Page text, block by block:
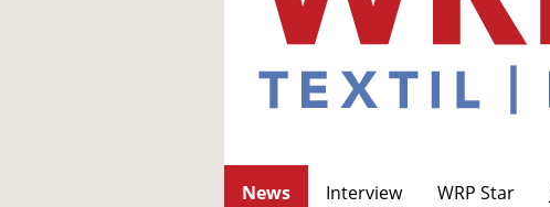
News Interview WRP Star